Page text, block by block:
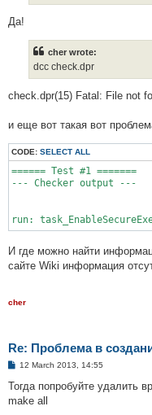
Да!
cher wrote:
dcc check.dpr
check.dpr(15) Fatal: File not
и еще вот такая вот
CODE: SELECT ALL
====== Test #1 =======
--- Checker output ---
run:
И где можно найти
сайте Wiki информация
cher
Re: Проблема в
P
s
12 March 2013, 14:55
Тогда попробуйте удалить
make all